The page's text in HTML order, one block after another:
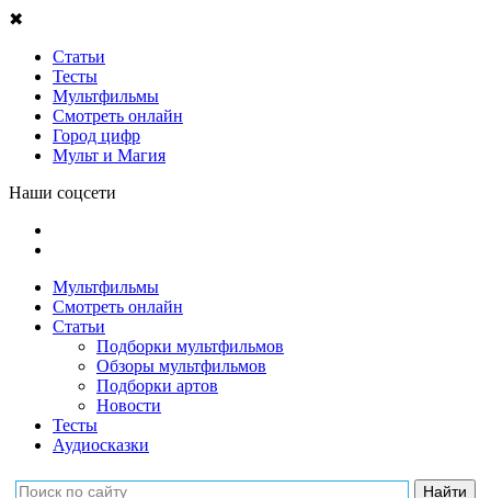
✖
Статьи
Тесты
Мультфильмы
Смотреть онлайн
Город цифр
Мульт и Магия
Наши соцсети
Мультфильмы
Смотреть онлайн
Статьи
Подборки мультфильмов
Обзоры мультфильмов
Подборки артов
Новости
Тесты
Аудиосказки